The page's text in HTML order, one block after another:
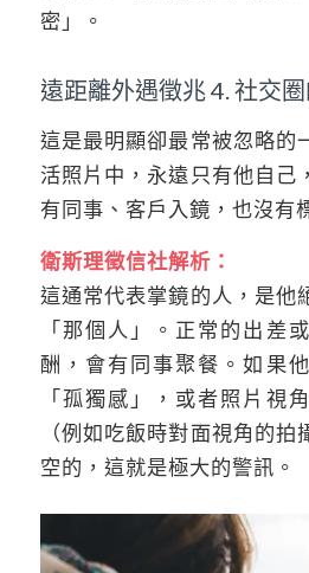
密」。
遠距離外遇徵兆 4. 社交圈
這是最明顯卻最常被忽略的
活照片中，永遠只有他自己
有同事、客戶入鏡，也沒有
衛斯理徵信社解析：
這通常代表掌鏡的人，是他
「那個人」。正常的出差
酬，會有同事聚餐。如果
「孤獨感」，或者照片視
（例如吃飯時對面視角的
空的，這就是極大的警訊。